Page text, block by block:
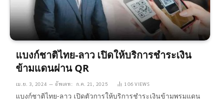
แบงก์ชาติไทย-ลาว เปิดให้บริการชำระเงิน
ข้ามแดนผ่าน QR
เม.ย. 3, 2024 อัพเดท: ก.ค. 21, 2025 106VIEWS
แบงก์ชาติไทย-ลาว เปิดตัวการให้บริการชำระเงินข้ามพรมแดน